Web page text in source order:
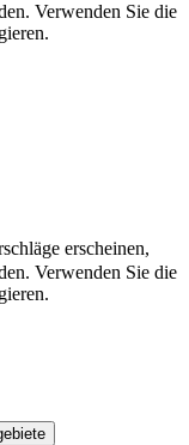
Verwenden Sie die
erscheinen,
Verwenden Sie die